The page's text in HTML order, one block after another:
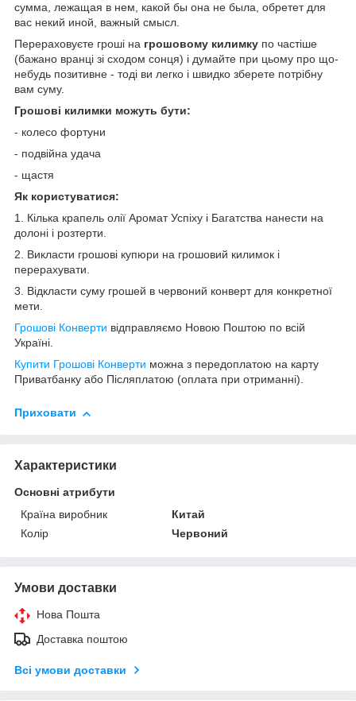
сумма, лежащая в нем, какой бы она не была, обретет для
вас некий иной, важный смысл.
Перераховуєте гроші на грошовому килимку по частіше
(бажано вранці зі сходом сонця) і думайте при цьому про що-
небудь позитивне - тоді ви легко і швидко зберете потрібну
вам суму.
Грошові килимки можуть бути:
- колесо фортуни
- подвійна удача
- щастя
Як користуватися:
1. Кілька крапель олії Аромат Успіху і Багатства нанести на
долоні і розтерти.
2. Викласти грошові купюри на грошовий килимок і
перерахувати.
3. Відкласти суму грошей в червоний конверт для конкретної
мети.
Грошові Конверти відправляємо Новою Поштою по всій
Україні.
Купити Грошові Конверти можна з передоплатою на карту
Приватбанку або Післяплатою (оплата при отриманні).
Приховати
Характеристики
Основні атрибути
Країна виробник
Китай
Колір
Червоний
Умови доставки
Нова Пошта
Доставка поштою
Всі умови доставки